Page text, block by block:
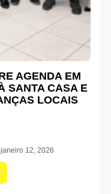
AGENDA EM
SANTA CASA E
LOCAIS
janeiro 12, 2026